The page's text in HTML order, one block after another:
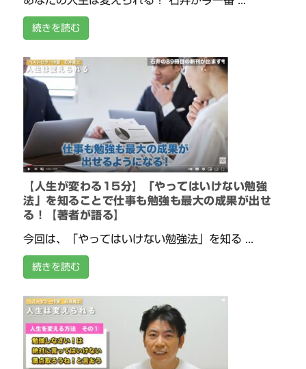
続きを読む
【人生が変わる15分】「やってはいけない勉強
法」を知ることで仕事も勉強も最大の成果が出せ
る！【著者が語る】
今回は、「やってはいけない勉強法」を知る ...
続きを読む